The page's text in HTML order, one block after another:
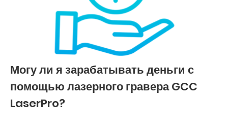
Могу ли я зарабатывать деньги с
помощью лазерного гравера GCC
LaserPro?